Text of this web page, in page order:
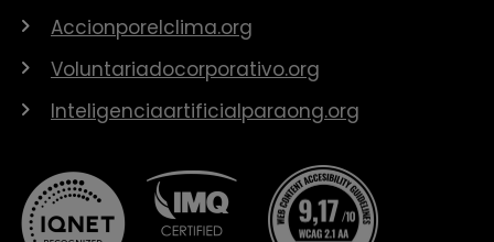
Accionporelclima.org
Voluntariadocorporativo.org
Inteligenciaartificialparaong.org